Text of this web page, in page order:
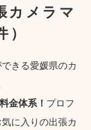
カメラマ
）
きる愛媛県のカ
金体系！ プロフ
に入りの出張カ